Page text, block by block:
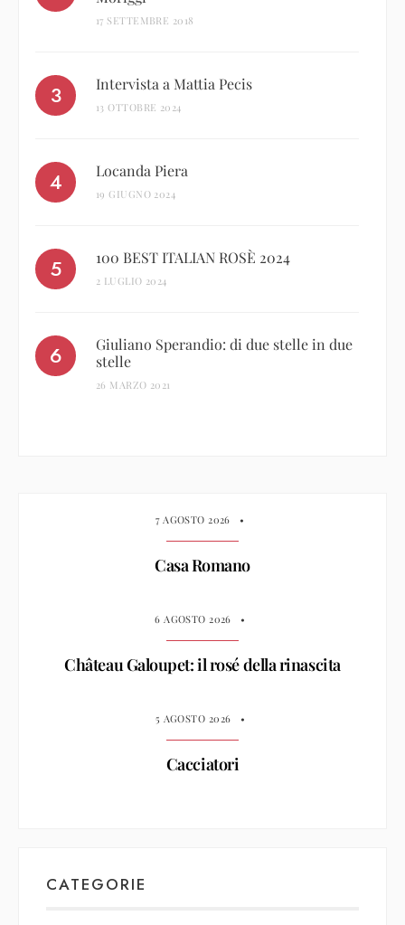
17 SETTEMBRE 2018
Intervista a Mattia Pecis
13 OTTOBRE 2024
Locanda Piera
19 GIUGNO 2024
100 BEST ITALIAN ROSÈ 2024
2 LUGLIO 2024
Giuliano Sperandio: di due stelle in due
stelle
26 MARZO 2021
7 AGOSTO 2026 •
Casa Romano
6 AGOSTO 2026 •
Château Galoupet: il rosé della rinascita
5 AGOSTO 2026 •
Cacciatori
CATEGORIE